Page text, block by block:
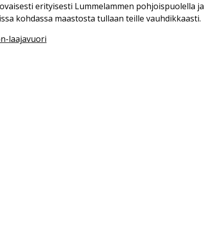
erityisesti Lummelammen pohjoispuolella ja
kohdassa maastosta tullaan teille vauhdikkaasti.
laajavuori